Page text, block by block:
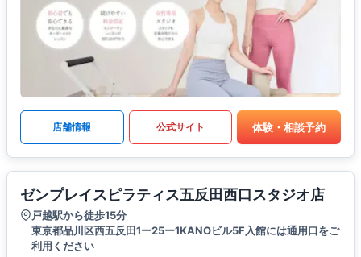
店舗情報 公式サイト 体験・相談予約
ゼンプレイスピラティス五反田西口スタジオ店
戸越駅から徒歩15分
東京都品川区西五反田1ー25ー1KANOビル5F入館には通用口をご
利用ください